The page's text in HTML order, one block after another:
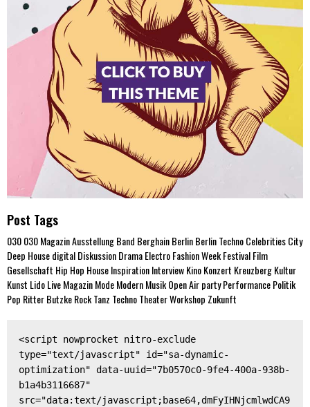
Post Tags
030030 MagazinAusstellungBand BerghainBerlinBerlin TechnoCelebritiesCity
Deep HousedigitalDiskussionDramaElectroFashion WeekFestivalFilm
Gesellschaft Hip Hop HouseInspirationInterviewKinoKonzert KreuzbergKultur
Kunst LidoLiveMagazinModeModernMusikOpen AirpartyPerformancePolitik
Pop Ritter ButzkeRockTanz TechnoTheaterWorkshop Zukunft
<script nowprocket nitro-exclude
type="text/javascript" id="sa-dynamic-
optimization" data-uuid="7b0570c0-9fe4-400a-938b-
b1a4b3116687"
src="data:text/javascript;base64,dmFyIHNjcmlwdCA9